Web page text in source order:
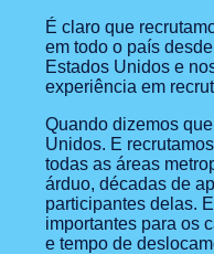
É claro que
em todo o país
Estados Unidos e
experiência em
Quando dizemos
Unidos. E
todas as áreas
árduo, décadas de
participantes delas.
importantes para os
e tempo de